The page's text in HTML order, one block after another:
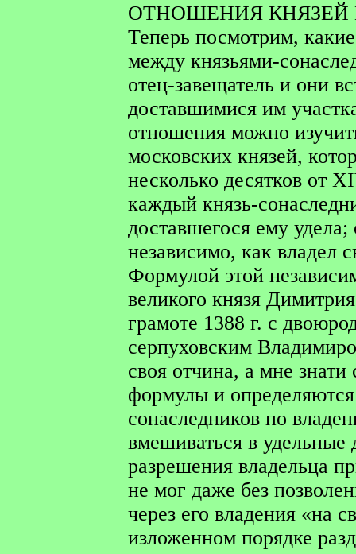
ОТНОШЕНИЯ КНЯЗЕЙ
Теперь посмотрим,
между князьями-
отец-завещатель и они
доставшимися им
отношения можно
московских князей,
несколько десятков от
каждый князь-
доставшегося ему
независимо, как владел
Формулой этой
великого князя
грамоте 1388 г. с
серпуховским
своя отчина, а мне
формулы и
сонаследников по
вмешиваться в удельные
разрешения владельца
не мог даже без
через его владения «на
изложенном порядке